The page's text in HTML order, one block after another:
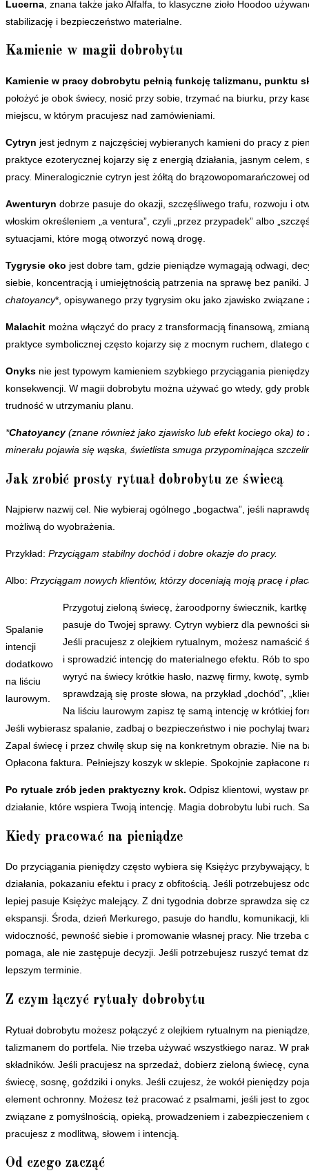
Lucerna , znana także jako Alfalfa, to klasyczne zioło Hoodoo
stabilizację i bezpieczeństwo materialne.
Kamienie w magii dobrobytu
Kamienie w pracy dobrobytu pełnią funkcję talizmanu, punktu
położyć je obok świecy, nosić przy sobie, trzymać na biurku, przy
miejscu, w którym pracujesz nad zamówieniami.
Cytryn jest jednym z najczęściej wybieranych kamieni do pracy z
praktyce ezoterycznej kojarzy się z energią działania, jasnym
pracy. Mineralogicznie cytryn jest żółtą do brązowopomarańczowej
Awenturyn dobrze pasuje do okazji, szczęśliwego trafu, rozwoju i
włoskim określeniem „a ventura”, czyli „przez przypadek” albo
sytuacjami, które mogą otworzyć nową drogę.
Tygrysie oko jest dobre tam, gdzie pieniądze wymagają odwagi,
siebie, koncentracją i umiejętnością patrzenia na sprawę bez paniki.
chatoyancy*, opisywanego przy tygrysim oku jako zjawisko związane
Malachit można włączyć do pracy z transformacją finansową,
praktyce symbolicznej często kojarzy się z mocnym ruchem,
Onyks nie jest typowym kamieniem szybkiego przyciągania
konsekwencji. W magii dobrobytu można używać go wtedy, gdy
trudność w utrzymaniu planu.
*Chatoyancy(znane również jako zjawisko lub efekt kociego oka)
minerału pojawia się wąska, świetlista smuga przypominająca
Jak zrobić prosty rytuał dobrobytu ze świecą
Najpierw nazwij cel. Nie wybieraj ogólnego „bogactwa”, jeśli
możliwą do wyobrażenia.
Przykład: Przyciągam stabilny dochód i dobre okazje do pracy.
Albo: Przyciągam nowych klientów, którzy doceniają moją pracę i
Spalanie
intencji
dodatkowo
na liściu
laurowym.
Przygotuj zieloną świecę, żaroodporny świecznik,
pasuje do Twojej sprawy. Cytryn wybierz dla pewności
Jeśli pracujesz z olejkiem rytualnym, możesz
i sprowadzić intencję do materialnego efektu. Rób to
wyryć na świecy krótkie hasło, nazwę firmy, kwotę,
sprawdzają się proste słowa, na przykład „dochód”,
Na liściu laurowym zapisz tę samą intencję w krótkiej
Jeśli wybierasz spalanie, zadbaj o bezpieczeństwo i nie pochylaj
Zapal świecę i przez chwilę skup się na konkretnym obrazie. Nie na
Opłacona faktura. Pełniejszy koszyk w sklepie. Spokojnie
Po rytuale zrób jeden praktyczny krok. Odpisz klientowi, wystaw
działanie, które wspiera Twoją intencję. Magia dobrobytu lubi ruch.
Kiedy pracować na pieniądze
Do przyciągania pieniędzy często wybiera się Księżyc przybywający,
działania, pokazaniu efektu i pracy z obfitością. Jeśli potrzebujesz
lepiej pasuje Księżyc malejący. Z dni tygodnia dobrze sprawdza się
ekspansji. Środa, dzień Merkurego, pasuje do handlu, komunikacji,
widoczność, pewność siebie i promowanie własnej pracy. Nie
pomaga, ale nie zastępuje decyzji. Jeśli potrzebujesz ruszyć temat
lepszym terminie.
Z czym łączyć rytuały dobrobytu
Rytuał dobrobytu możesz połączyć z olejkiem rytualnym na
talizmanem do portfela. Nie trzeba używać wszystkiego naraz. W
składników. Jeśli pracujesz na sprzedaż, dobierz zieloną świecę,
świecę, sosnę, goździki i onyks. Jeśli czujesz, że wokół pieniędzy
element ochronny. Możesz też pracować z psalmami, jeśli jest to
związane z pomyślnością, opieką, prowadzeniem i
pracujesz z modlitwą, słowem i intencją.
Od czego zacząć